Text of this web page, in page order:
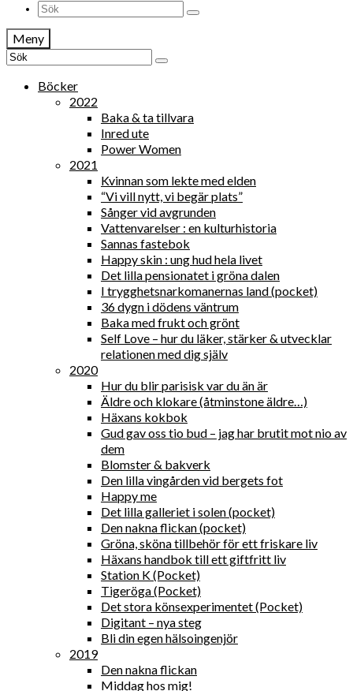
Search
Meny
Search
Böcker
2022
Baka & ta tillvara
Inred ute
Power Women
2021
Kvinnan som lekte med elden
“Vi vill nytt, vi begär plats”
Sånger vid avgrunden
Vattenvarelser : en kulturhistoria
Sannas fastebok
Happy skin : ung hud hela livet
Det lilla pensionatet i gröna dalen
I trygghetsnarkomanernas land (pocket)
36 dygn i dödens väntrum
Baka med frukt och grönt
Self Love – hur du läker, stärker & utvecklar
relationen med dig själv
2020
Hur du blir parisisk var du än är
Äldre och klokare (åtminstone äldre…)
Häxans kokbok
Gud gav oss tio bud – jag har brutit mot nio av
dem
Blomster & bakverk
Den lilla vingården vid bergets fot
Happy me
Det lilla galleriet i solen (pocket)
Den nakna flickan (pocket)
Gröna, sköna tillbehör för ett friskare liv
Häxans handbok till ett giftfritt liv
Station K (Pocket)
Tigeröga (Pocket)
Det stora könsexperimentet (Pocket)
Digitant – nya steg
Bli din egen hälsoingenjör
2019
Den nakna flickan
Middag hos mig!